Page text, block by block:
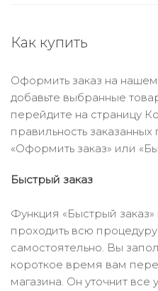
Как купить
Оформить заказ на
добавьте выбранные
перейдите на страницу
правильность
«Оформить заказ» или
Быстрый заказ
Функция «Быстрый
проходить всю
самостоятельно. Вы
короткое время вам
магазина. Он уточнит все